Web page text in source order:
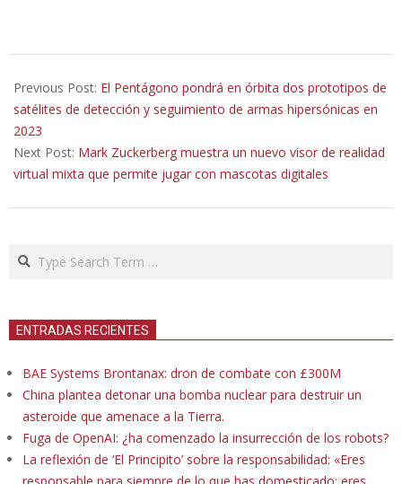
05-
16
Previous Post: El Pentágono pondrá en órbita dos prototipos de
satélites de detección y seguimiento de armas hipersónicas en
2023
Next Post: Mark Zuckerberg muestra un nuevo visor de realidad
virtual mixta que permite jugar con mascotas digitales
Search
ENTRADAS RECIENTES
BAE Systems Brontanax: dron de combate con £300M
China plantea detonar una bomba nuclear para destruir un
asteroide que amenace a la Tierra.
Fuga de OpenAI: ¿ha comenzado la insurrección de los robots?
La reflexión de ‘El Principito’ sobre la responsabilidad: «Eres
responsable para siempre de lo que has domesticado; eres